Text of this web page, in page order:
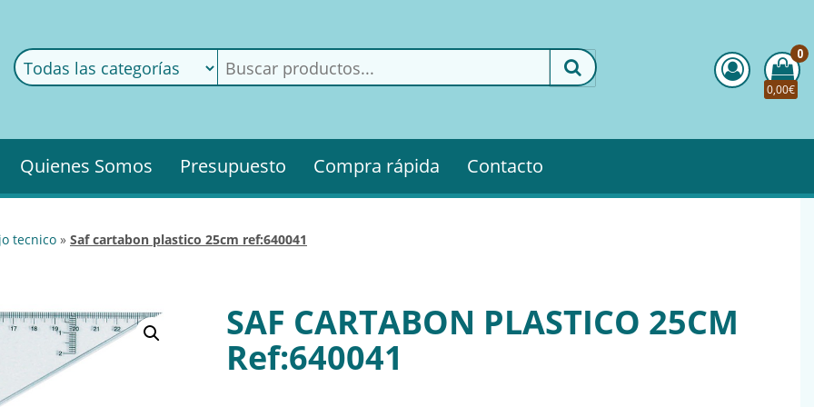
0
0,00€
Quienes Somos Presupuesto Compra rápida Contacto
tecnico » saf cartabon plastico 25cm ref:640041
SAF CARTABON PLASTICO 25CM
Ref:640041